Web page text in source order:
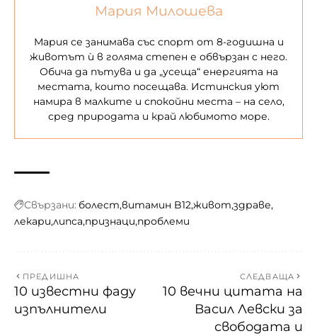
Мария Милошева
Мария се занимава със спорт от 8-годишна и
животът ѝ в голяма степен е обвързан с него.
Обича да пътува и да „усеща“ енергията на
местата, които посещава. Истинския уют
намира в малките и спокойни места – на село,
сред природата и край любимото море.
Свързани: болест витамин B12живот здраве
лекари липса признаци проблеми
ПРЕДИШНА
10 известни фаду
изпълнители
СЛЕДВАЩА
10 вечни цитата на
Васил Левски за
свободата и